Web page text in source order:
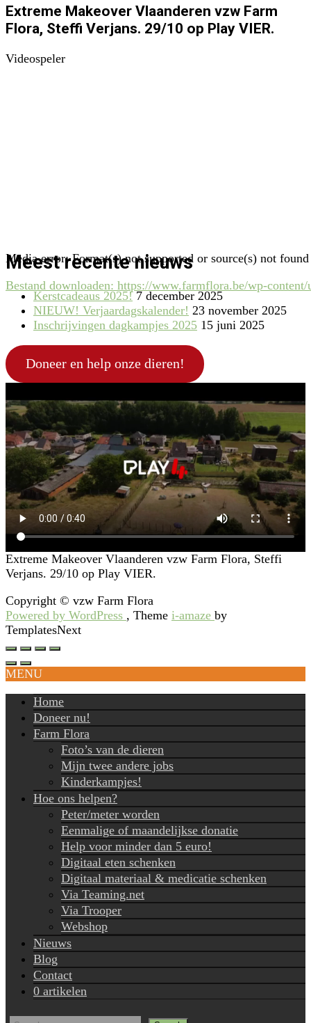
Extreme Makeover Vlaanderen vzw Farm
Flora, Steffi Verjans. 29/10 op Play VIER.
Videospeler
Media error: Format(s) not supported or source(s) not found
Bestand downloaden: https://www.farmflora.be/wp-
00:00
Meest recente nieuws
Kerstcadeaus 2025! 7 december 2025
NIEUW! Verjaardagskalender! 23 november 2025
Inschrijvingen dagkampjes 2025 15 juni 2025
Doneer en help onze dieren!
Extreme Makeover Vlaanderen vzw Farm Flora, Steffi
Verjans. 29/10 op Play VIER.
Copyright © vzw Farm Flora
Powered by WordPress , Theme i-amaze by
TemplatesNext
MENU
Home
Doneer nu!
Farm Flora
Foto’s van de dieren
Mijn twee andere jobs
Kinderkampjes!
Hoe ons helpen?
Peter/meter worden
Eenmalige of maandelijkse donatie
Help voor minder dan 5 euro!
Digitaal eten schenken
Digitaal materiaal & medicatie schenken
Via Teaming.net
Via Trooper
Webshop
Nieuws
Blog
Contact
0 artikelen
Search